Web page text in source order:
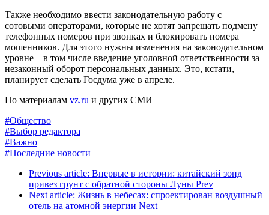
Также необходимо ввести законодательную работу с
сотовыми операторами, которые не хотят запрещать подмену
телефонных номеров при звонках и блокировать номера
мошенников. Для этого нужны изменения на законодательном
уровне – в том числе введение уголовной ответственности за
незаконный оборот персональных данных. Это, кстати,
планирует сделать Госдума уже в апреле.
По материалам vz.ru и других СМИ
#Общество
#Выбор редактора
#Важно
#Последние новости
Previous article: Впервые в истории: китайский зонд
привез грунт с обратной стороны Луны Prev
Next article: Жизнь в небесах: спроектирован воздушный
отель на атомной энергии Next